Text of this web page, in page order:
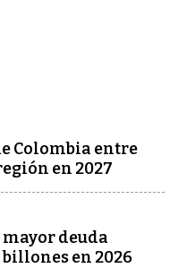
Colombia entre
en 2027
mayor deuda
en 2026